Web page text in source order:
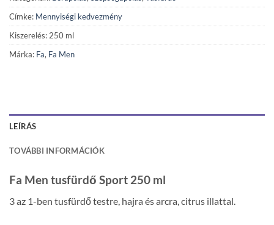
Címke: Mennyiségi kedvezmény
Kiszerelés: 250 ml
Márka: Fa, Fa Men
LEÍRÁS
TOVÁBBI INFORMÁCIÓK
Fa Men tusfürdő Sport 250 ml
3 az 1-ben tusfürdő testre, hajra és arcra, citrus illattal.